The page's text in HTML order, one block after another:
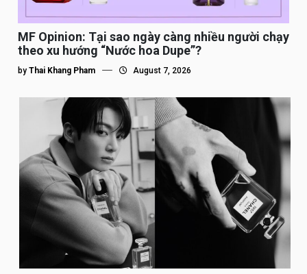
MF Opinion: Tại sao ngày càng nhiều người chạy
theo xu hướng “Nước hoa Dupe”?
by Thai Khang Pham August 7, 2026